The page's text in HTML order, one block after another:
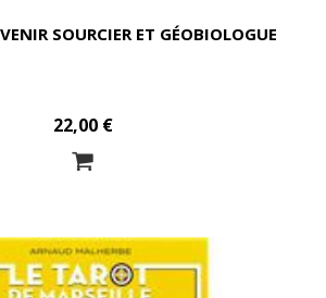
SOURCIER ET GÉOBIOLOGUE
22,00 €